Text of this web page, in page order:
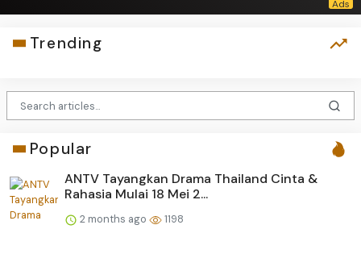
Trending
Popular
ANTV Tayangkan Drama Thailand Cinta &
Rahasia Mulai 18 Mei 2...
2 months ago 1198